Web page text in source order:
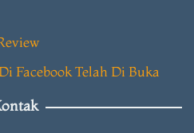
Facebook Telah Di Buka